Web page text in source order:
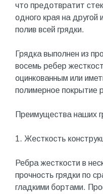
что предотвратит
одного края на другой
полив всей грядки.
Грядка выполнен из
восемь ребер
оцинкованным или
полимерное покрытие
Преимущества наших
1. Жесткость
Ребра жесткости в
прочность грядки по
гладкими бортами.